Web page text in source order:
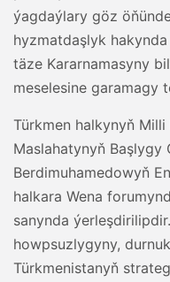
ýagdaýlary göz
hyzmatdaşlyk
täze Kararnamasyny
meselesine garamagy
Türkmen halkynyň
Maslahatynyň Başlygy
Berdimuhamedowyň
halkara Wena
sanynda
howpsuzlygyny,
Türkmenistanyň